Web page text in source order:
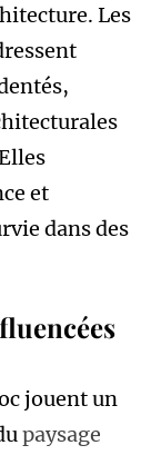
Les
et
dans des
jouent un
paysage